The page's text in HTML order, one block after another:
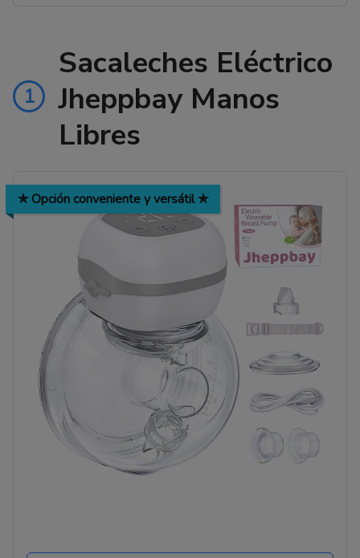
1
Sacaleches Eléctrico
Jheppbay Manos
Libres
✯ Opción conveniente y versátil ✯